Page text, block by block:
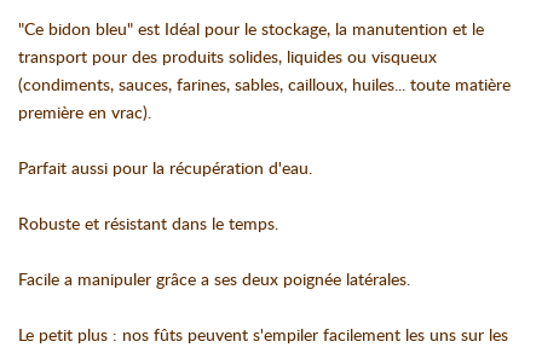
"Ce bidon bleu" est Idéal pour le stockage, la manutention et le
transport pour des produits solides, liquides ou visqueux
(condiments, sauces, farines, sables, cailloux, huiles... toute matière
première en vrac).
Parfait aussi pour la récupération d'eau.
Robuste et résistant dans le temps.
Facile a manipuler grâce a ses deux poignée latérales.
Le petit plus : nos fûts peuvent s'empiler facilement les uns sur les